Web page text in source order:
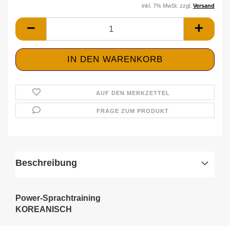
inkl. 7% MwSt. zzgl. Versand
AUF DEN MERKZETTEL
FRAGE ZUM PRODUKT
Beschreibung
Power-Sprachtraining
KOREANISCH